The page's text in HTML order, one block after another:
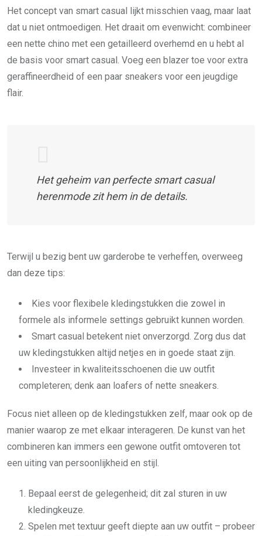
Het concept van smart casual lijkt misschien vaag, maar laat
dat u niet ontmoedigen. Het draait om evenwicht: combineer
een nette chino met een getailleerd overhemd en u hebt al
de basis voor smart casual. Voeg een blazer toe voor extra
geraffineerdheid of een paar sneakers voor een jeugdige
flair.
Het geheim van perfecte smart casual
herenmode zit hem in de details.
Terwijl u bezig bent uw garderobe te verheffen, overweeg
dan deze tips:
Kies voor flexibele kledingstukken die zowel in
formele als informele settings gebruikt kunnen worden.
Smart casual betekent niet onverzorgd. Zorg dus dat
uw kledingstukken altijd netjes en in goede staat zijn.
Investeer in kwaliteitsschoenen die uw outfit
completeren; denk aan loafers of nette sneakers.
Focus niet alleen op de kledingstukken zelf, maar ook op de
manier waarop ze met elkaar interageren. De kunst van het
combineren kan immers een gewone outfit omtoveren tot
een uiting van persoonlijkheid en stijl.
Bepaal eerst de gelegenheid; dit zal sturen in uw
kledingkeuze.
Spelen met textuur geeft diepte aan uw outfit – probeer